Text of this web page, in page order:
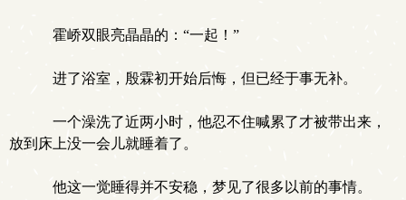
霍峤双眼亮晶晶的：“一起！”
进了浴室，殷霖初开始后悔，但已经于事无补。
一个澡洗了近两小时，他忍不住喊累了才被带出来，
放到床上没一会儿就睡着了。
他这一觉睡得并不安稳，梦见了很多以前的事情。